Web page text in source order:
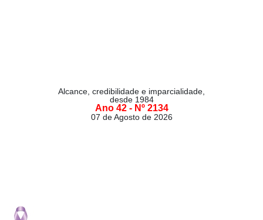
Alcance, credibilidade e imparcialidade,
desde 1984
Ano 42 - Nº 2134
07 de Agosto de 2026